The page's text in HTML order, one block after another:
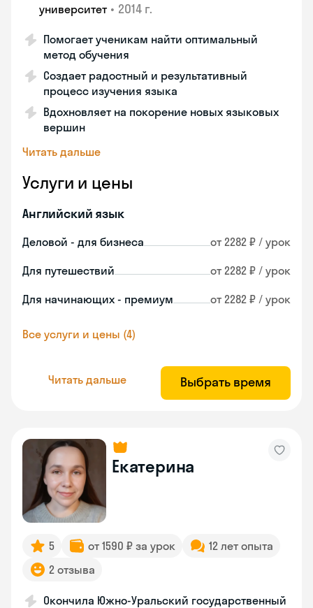
университет • 2014 г.
Помогает ученикам найти оптимальный
метод обучения
Создает радостный и результативный
процесс изучения языка
Вдохновляет на покорение новых языковых
вершин
Читать дальше
Услуги и цены
Английский язык
Деловой - для бизнеса от 2282 ₽ / урок
Для путешествий от 2282 ₽ / урок
Для начинающих - премиум от 2282 ₽ / урок
Все услуги и цены (4)
Читать дальше Выбрать время
Екатерина
5 от 1590 ₽ за урок
12 лет опыта
2 отзыва
Окончила Южно-Уральский государственный